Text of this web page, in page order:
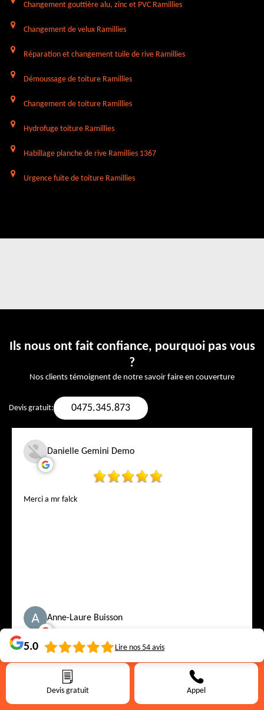
Devis gratuit Appel
Changement gouttière alu, zinc et PVC Ramillies
Changement de velux Ramillies
Réparation et changement tuile de rive Ramillies
Démoussage de toiture Ramillies
Changement de toiture Ramillies
Hydrofuge toiture Ramillies
Habillage planche de rive Ramillies 1367
Urgence fuite de toiture Ramillies
Ils nous ont fait confiance, pourquoi pas vous
?
Nos clients témoignent de notre savoir faire en couverture
Devis gratuit: 0475.345.873
Danielle Gemini Demo
Merci a mr falck
Anne-Laure Buisson
Réaction rapide, mais pas de devis envoyé malgré plusieurs
relance, pas de réponse
5.0 Lire nos 54 avis